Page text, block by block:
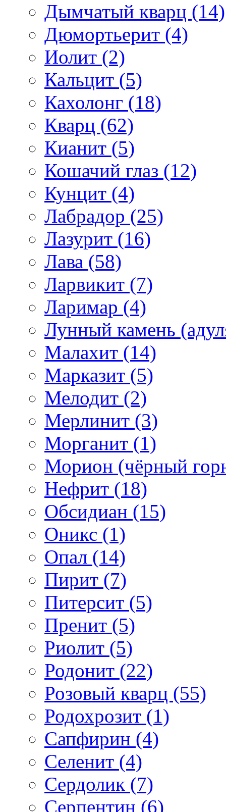
Дымчатый кварц (14)
Дюмортьерит (4)
Иолит (2)
Кальцит (5)
Кахолонг (18)
Кварц (62)
Кианит (5)
Кошачий глаз (12)
Кунцит (4)
Лабрадор (25)
Лазурит (16)
Лава (58)
Ларвикит (7)
Ларимар (4)
Лунный камень
Малахит (14)
Марказит (5)
Мелодит (2)
Мерлинит (3)
Морганит (1)
Морион (чёрный
Нефрит (18)
Обсидиан (15)
Оникс (1)
Опал (14)
Пирит (7)
Питерсит (5)
Пренит (5)
Риолит (5)
Родонит (22)
Розовый кварц (55)
Родохрозит (1)
Сапфирин (4)
Селенит (4)
Сердолик (7)
Серпентин (6)